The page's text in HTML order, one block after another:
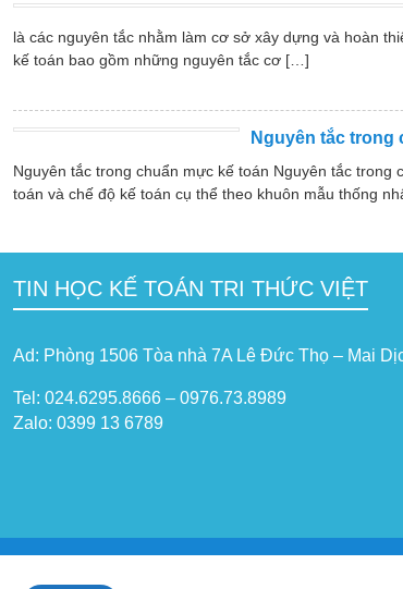
là các nguyên tắc nhằm làm cơ sở xây dựng và hoàn
kế toán bao gồm những nguyên tắc cơ […]
Nguyên tắc trong
Nguyên tắc trong chuẩn mực kế toán Nguyên tắc
toán và chế độ kế toán cụ thể theo khuôn mẫu thống
TIN HỌC KẾ TOÁN TRI THỨC VIỆT
Ad: Phòng 1506 Tòa nhà 7A Lê Đức Thọ – Mai
Tel: 024.6295.8666 – 0976.73.8989
Zalo: 0399 13 6789